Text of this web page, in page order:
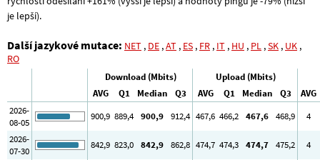
je lepší).
Další jazykové mutace: NET , DE ,AT , ES , FR , IT , HU , PL ,SK , UK ,
RO
Download (Mbits)
Upload (Mbits)
AVG
Q1 Median Q3 AVG Q1 Median Q3
AVG
2026-
08-05
900,9 889,4 900,9 912,4 467,6 466,2 467,6 468,9
4
2026-
07-30
842,9 823,0 842,9 862,8 474,7 474,3 474,7 475,2
4